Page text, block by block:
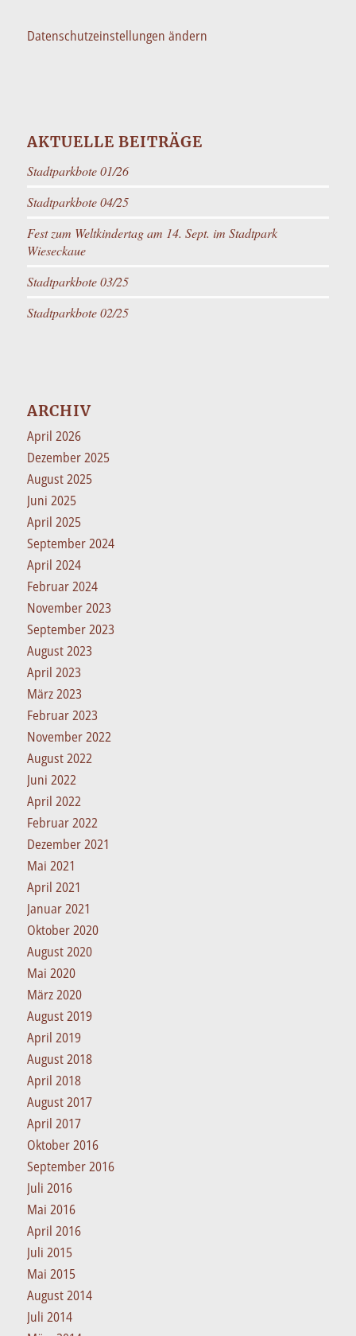
Datenschutzeinstellungen ändern
AKTUELLE BEITRÄGE
Stadtparkbote 01/26
Stadtparkbote 04/25
Fest zum Weltkindertag am 14. Sept. im Stadtpark
Wieseckaue
Stadtparkbote 03/25
Stadtparkbote 02/25
ARCHIV
April 2026
Dezember 2025
August 2025
Juni 2025
April 2025
September 2024
April 2024
Februar 2024
November 2023
September 2023
August 2023
April 2023
März 2023
Februar 2023
November 2022
August 2022
Juni 2022
April 2022
Februar 2022
Dezember 2021
Mai 2021
April 2021
Januar 2021
Oktober 2020
August 2020
Mai 2020
März 2020
August 2019
April 2019
August 2018
April 2018
August 2017
April 2017
Oktober 2016
September 2016
Juli 2016
Mai 2016
April 2016
Juli 2015
Mai 2015
August 2014
Juli 2014